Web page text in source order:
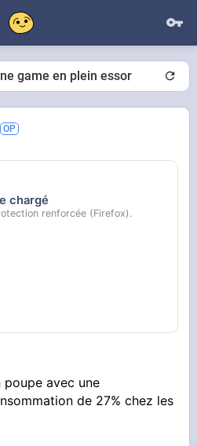
game en plein essor
chargé
renforcée (Firefox).
poupe avec une
de 27% chez les